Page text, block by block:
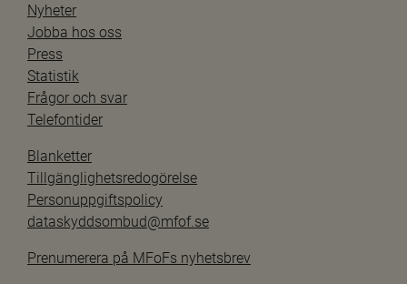
Nyheter
Jobba hos oss
Press
Statistik
Frågor och svar
Telefontider
Blanketter
Tillgänglighetsredogörelse
Personuppgiftspolicy
dataskyddsombud@mfof.se
Prenumerera på MFoFs nyhetsbrev